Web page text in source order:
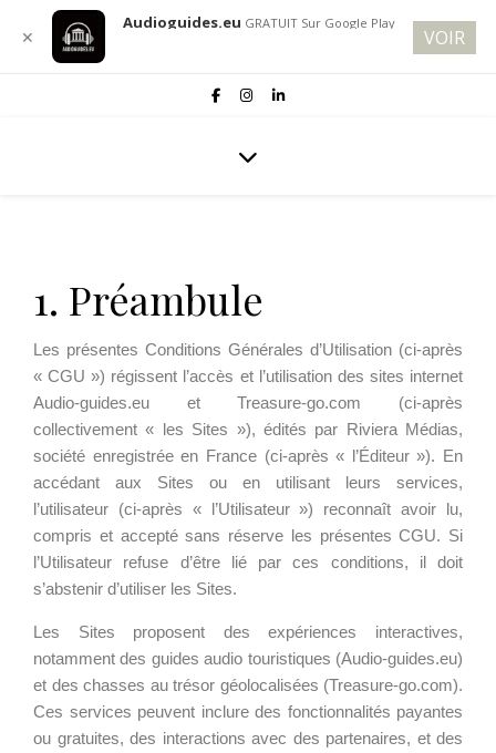
1. Préambule
Les présentes Conditions Générales d’Utilisation (ci-après
« CGU ») régissent l’accès et l’utilisation des sites internet
Audio-guides.eu et Treasure-go.com (ci-après
collectivement « les Sites »), édités par Riviera Médias,
société enregistrée en France (ci-après « l’Éditeur »). En
accédant aux Sites ou en utilisant leurs services,
l’utilisateur (ci-après « l’Utilisateur ») reconnaît avoir lu,
compris et accepté sans réserve les présentes CGU. Si
l’Utilisateur refuse d’être lié par ces conditions, il doit
s’abstenir d’utiliser les Sites.
Les Sites proposent des expériences interactives,
notamment des guides audio touristiques (Audio-guides.eu)
et des chasses au trésor géolocalisées (Treasure-go.com).
Ces services peuvent inclure des fonctionnalités payantes
ou gratuites, des interactions avec des partenaires, et des
Français
✕
Audioguides.eu GRATUIT Sur Google Play
VOIR